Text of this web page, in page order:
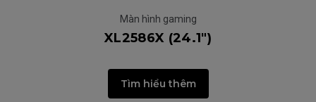
Màn hình gaming
XL2586X (24.1")
Tìm hiểu thêm